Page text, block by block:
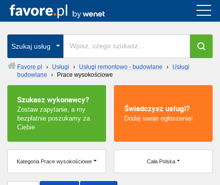
Szukaj usług
Favore.pl › Usługi › Usługi remontowo - budowlane ›
Usługi
budowlane
› Prace wysokościowe
Szukasz wykonawcy?
Zostaw zapytanie, a my
bezpłatnie poszukamy za
Ciebie
Świadczysz usługi?
Dodaj swoje ogłoszenie!
Kategoria Prace wysokościowe Cała Polska
Cała Polska
wszystkie w całym kraju
Wrocław
Kraków
Poznań
Łódź